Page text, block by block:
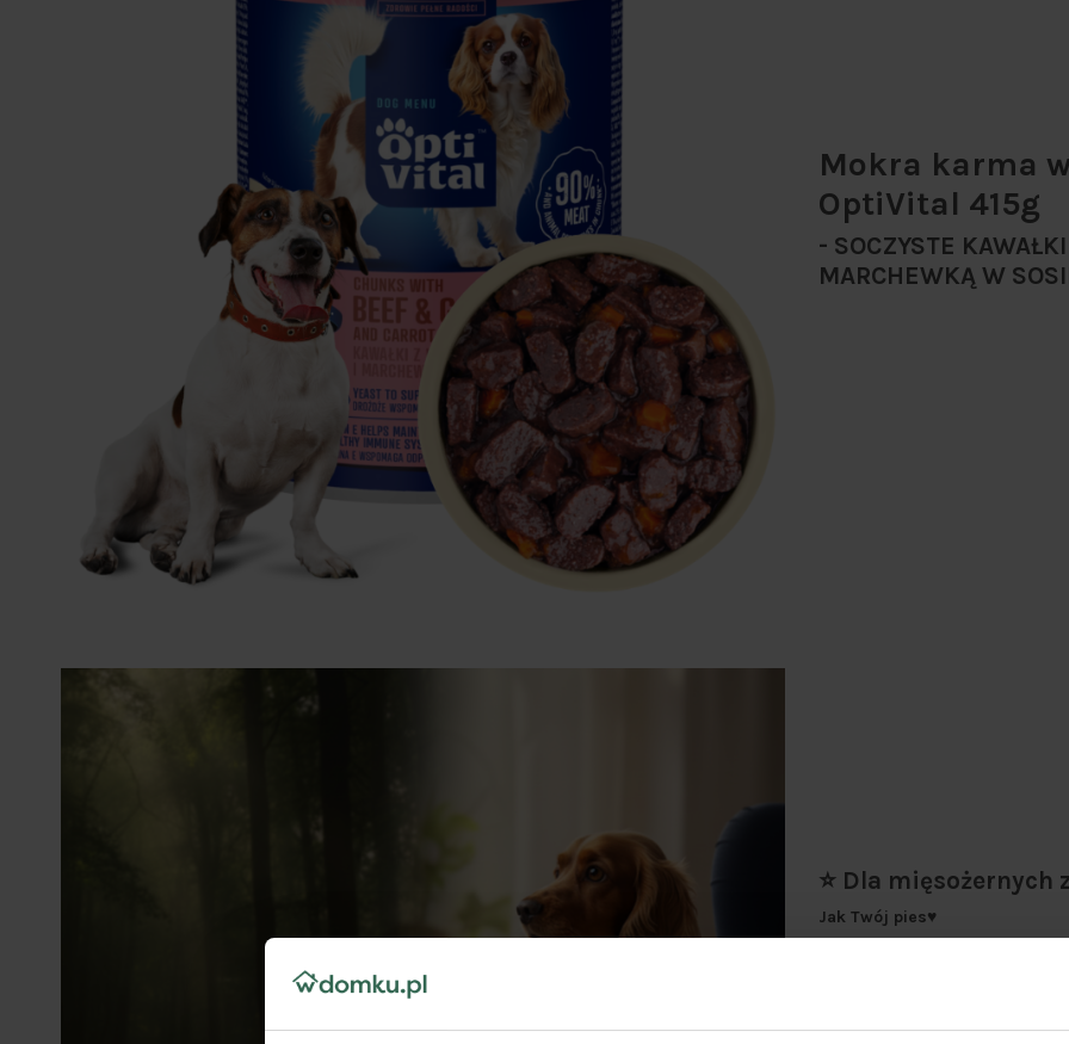
Mokra karma
OptiVital 415g
- SOCZYSTE
MARCHEWKĄ W
⭐ Dla mięsożernych
Jak Twój pies♥️
Jest mistrzem drzemek na
Wystarczy jeden powiew
Głowa unosi się raptownie.